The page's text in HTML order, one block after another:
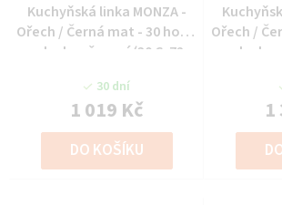
Kuchyňská linka MONZA -
Ořech / Černá mat - 30 horní
roh ukončovací (30 G-72
30 dní
1 019 Kč
DO KOŠÍKU
Ořech /
roh
1